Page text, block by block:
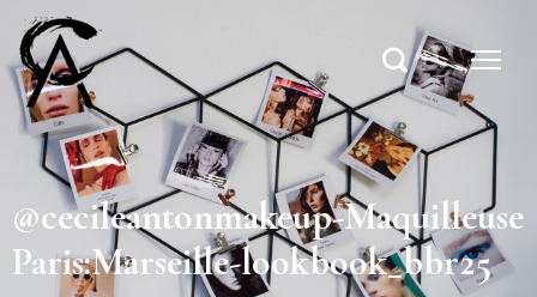
@cecileantonmakeup-Maquilleuse
Paris:Marseille-lookbook_bbr25